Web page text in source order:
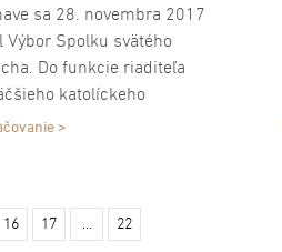
sa 28. novembra 2017
Výbor Spolku svätého
Do funkcie riaditeľa
katolíckeho
zvolil opäť Ivan Šulíka.
>
16 17 … 22